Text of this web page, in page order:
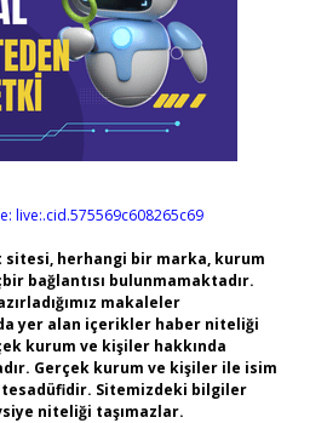
live:.cid.575569c608265c69
sitesi, herhangi bir marka, kurum
bağlantısı bulunmamaktadır.
makaleler
yer alan içerikler haber niteliği
kurum ve kişiler hakkında
Gerçek kurum ve kişiler ile isim
Sitemizdeki bilgiler
niteliği taşımazlar.